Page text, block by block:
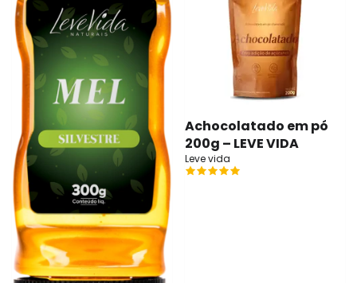
Achocolatado em pó
200g – LEVE VIDA
Leve vida